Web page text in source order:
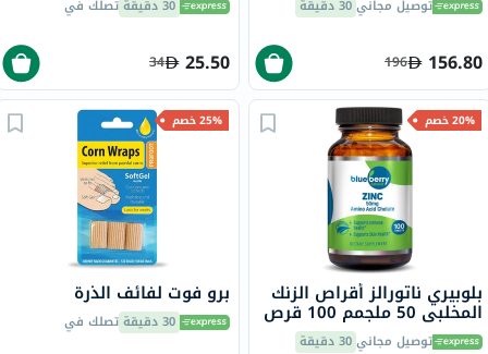
توصيل مجاني30 دقيقة
156.80
196
30 دقيقة تصلك في
25.50
34
20% خصم
بلوبيري ناتورالز أقراص الزنك
المخلبي 50 ملجمم 100 قرص
B0272توصيل مجاني30 دقيقة
25% خصم
برو فوت لفائف الذرة
30 دقيقة تصلك في